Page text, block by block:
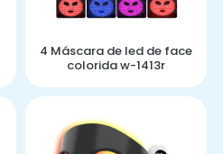
4 Máscara de led de face
colorida w-1413r